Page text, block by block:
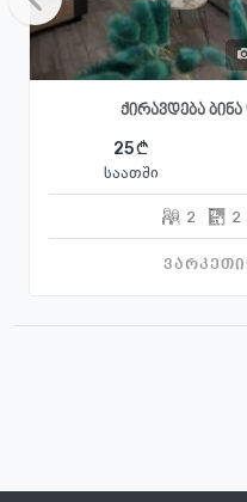
ქირავდება
25
საათში
2 2